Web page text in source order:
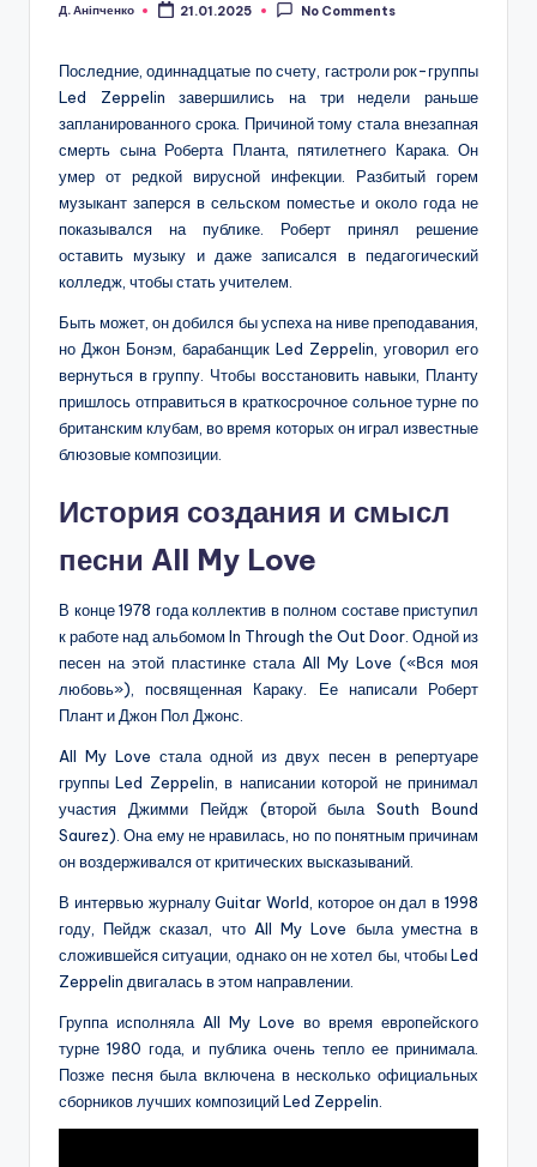
Posted
Д. Аніпченко 21.01.2025 No Comments
Последние, одиннадцатые по счету, гастроли рок-группы
Led Zeppelin завершились на три недели раньше
запланированного срока. Причиной тому стала внезапная
смерть сына Роберта Планта, пятилетнего Карака. Он
умер от редкой вирусной инфекции. Разбитый горем
музыкант заперся в сельском поместье и около года не
показывался на публике. Роберт принял решение
оставить музыку и даже записался в педагогический
колледж, чтобы стать учителем.
Быть может, он добился бы успеха на ниве преподавания,
но Джон Бонэм, барабанщик Led Zeppelin, уговорил его
вернуться в группу. Чтобы восстановить навыки, Планту
пришлось отправиться в краткосрочное сольное турне по
британским клубам, во время которых он играл известные
блюзовые композиции.
История создания и смысл
песни All My Love
В конце 1978 года коллектив в полном составе приступил
к работе над альбомом In Through the Out Door. Одной из
песен на этой пластинке стала All My Love («Вся моя
любовь»), посвященная Караку. Ее написали Роберт
Плант и Джон Пол Джонс.
All My Love стала одной из двух песен в репертуаре
группы Led Zeppelin, в написании которой не принимал
участия Джимми Пейдж (второй была South Bound
Saurez). Она ему не нравилась, но по понятным причинам
он воздерживался от критических высказываний.
В интервью журналу Guitar World, которое он дал в 1998
году, Пейдж сказал, что All My Love была уместна в
сложившейся ситуации, однако он не хотел бы, чтобы Led
Zeppelin двигалась в этом направлении.
Группа исполняла All My Love во время европейского
турне 1980 года, и публика очень тепло ее принимала.
Позже песня была включена в несколько официальных
сборников лучших композиций Led Zeppelin.